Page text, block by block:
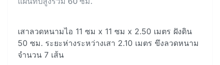
เสาลวดหนามไอ 11 ซม x 11 ซม x 2.50 เมตร ฝังดิน
50 ซม. ระยะห่างระหว่างเสา 2.10 เมตร ขึงลวดหนาม
จำนวน 7 เส้น